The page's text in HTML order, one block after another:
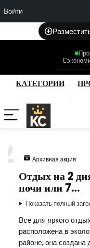
Войти
КАТЕГОРИИ
Архивная акция
Отдых на 2
ночи или 7…
Показать полный
Все для яркого
расположена в
районе, она